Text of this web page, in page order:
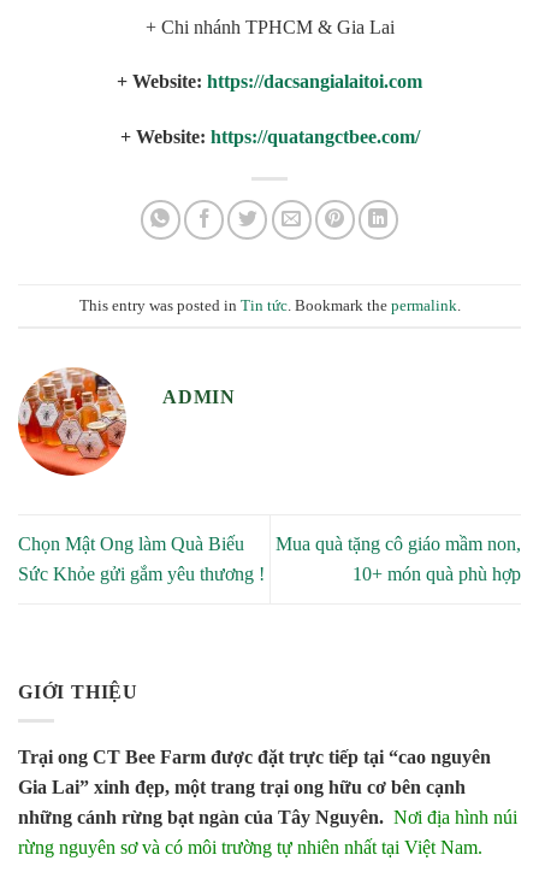
+ Chi nhánh TPHCM & Gia Lai
+ Website: https://dacsangialaitoi.com
+ Website: https://quatangctbee.com/
This entry was posted in Tin tức. Bookmark the permalink
ADMIN
Chọn Mật Ong làm Quà Biếu
Sức Khỏe gửi gắm yêu thương !
Mua quà tặng cô giáo mầm non,
10+ món quà phù hợp
GIỚI THIỆU
Trại ong CT Bee Farm được đặt trực tiếp tại “cao nguyên
Gia Lai” xinh đẹp, một trang trại ong hữu cơ bên cạnh
những cánh rừng bạt ngàn của Tây Nguyên. Nơi địa hình núi
rừng nguyên sơ và có môi trường tự nhiên nhất tại Việt Nam.